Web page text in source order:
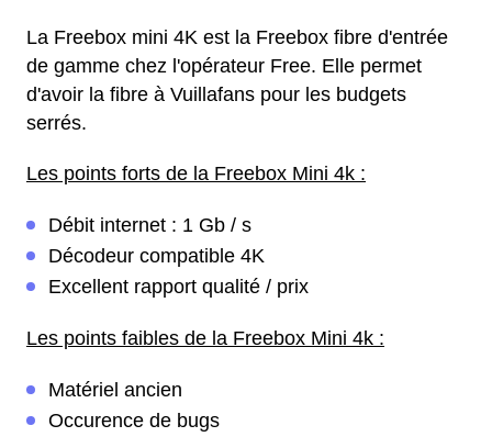
La Freebox mini 4K est la Freebox fibre d'entrée
de gamme chez l'opérateur Free. Elle permet
d'avoir la fibre à Vuillafans pour les budgets
serrés.
Les points forts de la Freebox Mini 4k :
Débit internet : 1 Gb / s
Décodeur compatible 4K
Excellent rapport qualité / prix
Les points faibles de la Freebox Mini 4k :
Matériel ancien
Occurence de bugs